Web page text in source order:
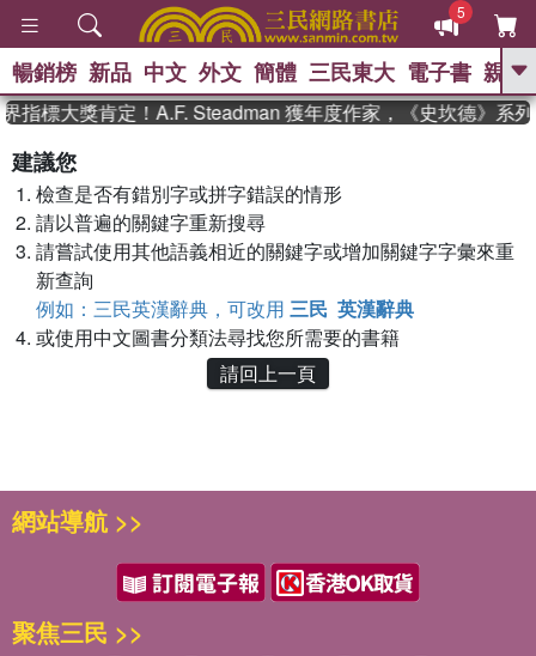
5
GO
史是一群喵 、
獎 臺灣漫遊錄
登輝時代 、 數學女孩：黎曼猜想 、
暢銷榜 新品 中文 外文 簡體 三民東大 電子書 親子
指標大獎肯定！A.F. Steadman 獲年度作家，《史坎德》系
建議您
檢查是否有錯別字或拼字錯誤的情形
請以普遍的關鍵字重新搜尋
請嘗試使用其他語義相近的關鍵字或增加關鍵字字彙來重
新查詢
例如：三民英漢辭典，可改用 三民 英漢辭典
或使用中文圖書分類法尋找您所需要的書籍
請回上一頁
網站導航 >>
聚焦三民 >>